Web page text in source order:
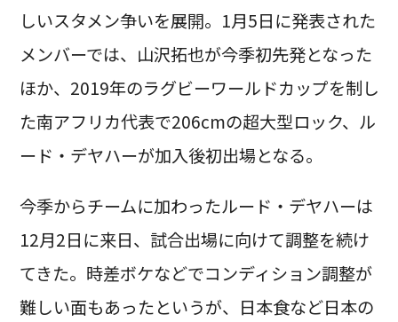
しいスタメン争いを展開。1月5日に発表された
メンバーでは、山沢拓也が今季初先発となった
ほか、2019年のラグビーワールドカップを制し
た南アフリカ代表で206cmの超大型ロック、ル
ード・デヤハーが加入後初出場となる。
今季からチームに加わったルード・デヤハーは
12月2日に来日、試合出場に向けて調整を続け
てきた。時差ボケなどでコンディション調整が
難しい面もあったというが、日本食など日本の